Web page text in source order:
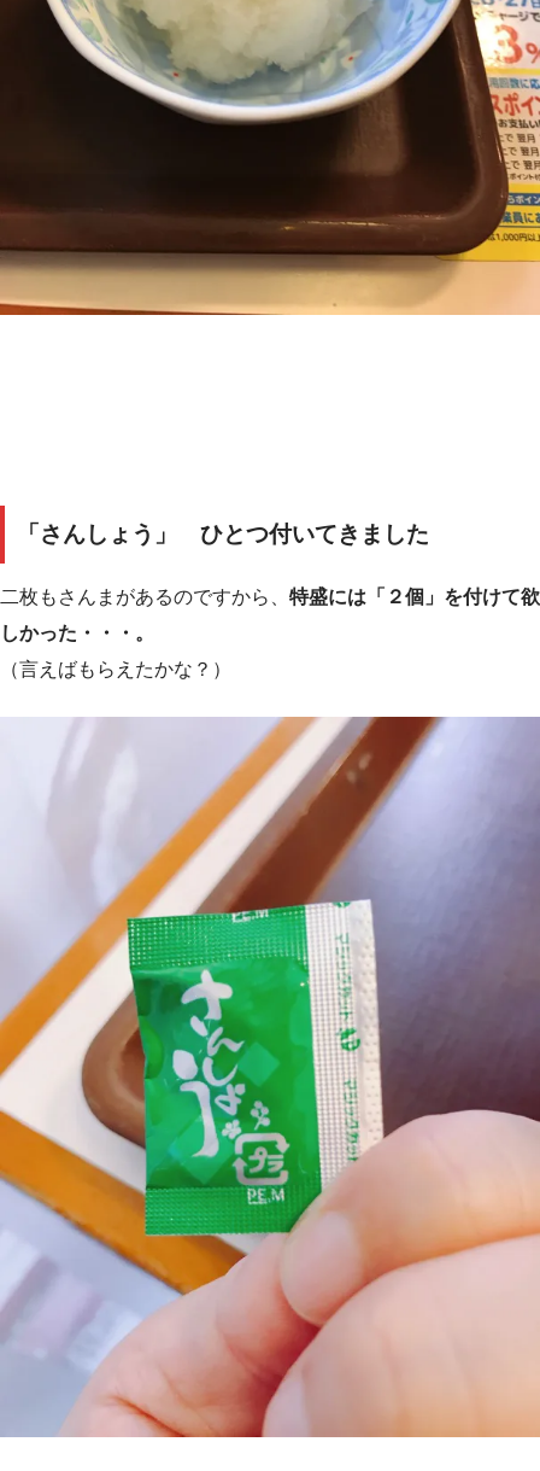
「さんしょう」 ひとつ付いてきました
二枚もさんまがあるのですから、 特盛には「２個」を付けて欲
しかった・・・。
（言えばもらえたかな？）